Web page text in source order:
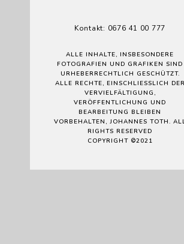
Kontakt: 0676 41 00 777
ALLE INHALTE, INSBESONDERE
FOTOGRAFIEN UND GRAFIKEN SIND
URHEBERRECHTLICH GESCHÜTZT.
ALLE RECHTE, EINSCHLIESSLICH DER V
ERVIELFÄLTIGUNG, V
ERÖFFENTLICHUNG UND B
EARBEITUNG BLEIBEN V
ORBEHALTEN, JOHANNES TOTH. ALL
IGHTS RESERVED
COPYRIGHT ©2021